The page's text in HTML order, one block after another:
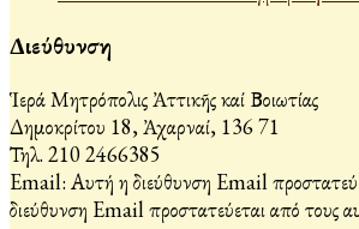
Διεύθυνση
Ἱερά Μητρόπολις Ἀττικῆς καί Βοιωτίας
Δημοκρίτου 18, Ἀχαρναί, 136 71
Τηλ. 210 2466385
Email: Αυτή η διεύθυνση Email
διεύθυνση Email προστατεύεται από τους